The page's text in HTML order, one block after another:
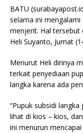
BATU
selama ini mengalami
menjerit. Hal tersebut
Heli Suyanto, Jumat
Menurut Heli dirinya
terkait penyediaan
langka karena ada
“Pupuk subsidi
lihat di kios – kios,
ini menurun